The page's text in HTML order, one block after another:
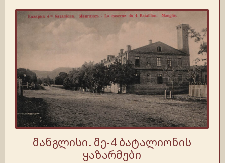
მანგლისი. მე-4 ბატალიონის
ყაზარმები